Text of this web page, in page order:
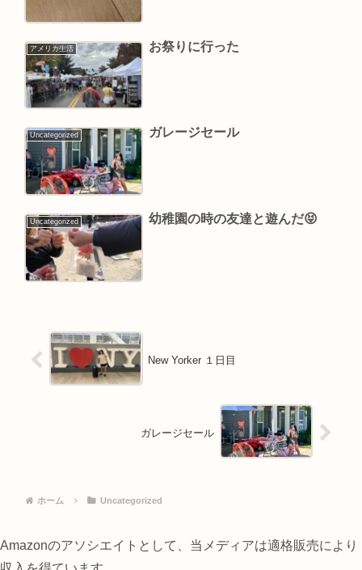
アメリカ生活 お祭りに行った
Uncategorized ガレージセール
Uncategorized 幼稚園の時の友達と遊んだ😝
New Yorker ￼￼￼１日目￼
ガレージセール
ホーム Uncategorized
Amazonのアソシエイトとして、当メディアは適格販売により